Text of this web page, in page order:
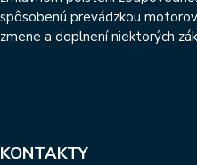
spôsobenú prevádzkou
zmene a doplnení niektorých
KONTAKTY